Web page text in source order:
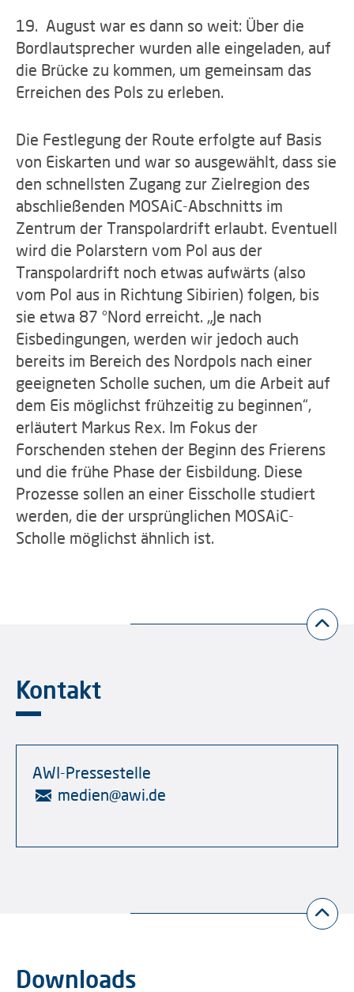
19. August war es dann so weit: Über die
Bordlautsprecher wurden alle eingeladen, auf
die Brücke zu kommen, um gemeinsam das
Erreichen des Pols zu erleben.
Die Festlegung der Route erfolgte auf Basis
von Eiskarten und war so ausgewählt, dass sie
den schnellsten Zugang zur Zielregion des
abschließenden MOSAiC-Abschnitts im
Zentrum der Transpolardrift erlaubt. Eventuell
wird die Polarstern vom Pol aus der
Transpolardrift noch etwas aufwärts (also
vom Pol aus in Richtung Sibirien) folgen, bis
sie etwa 87 °Nord erreicht. „Je nach
Eisbedingungen, werden wir jedoch auch
bereits im Bereich des Nordpols nach einer
geeigneten Scholle suchen, um die Arbeit auf
dem Eis möglichst frühzeitig zu beginnen“,
erläutert Markus Rex. Im Fokus der
Forschenden stehen der Beginn des Frierens
und die frühe Phase der Eisbildung. Diese
Prozesse sollen an einer Eisscholle studiert
werden, die der ursprünglichen MOSAiC-
Scholle möglichst ähnlich ist.
Kontakt
AWI-Pressestelle
medien@awi.de
Downloads